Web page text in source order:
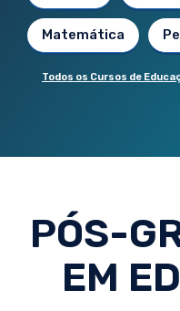
Matemática
Todos os Cursos de
PÓS-
EM